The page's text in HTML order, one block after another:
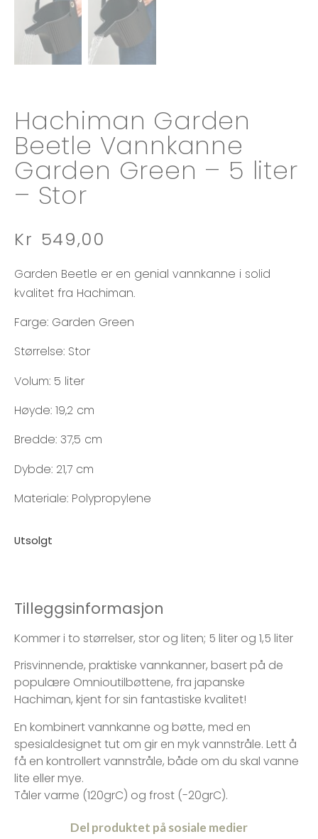
Hachiman Garden
Beetle Vannkanne
Garden Green – 5 liter
– Stor
Kr 549,00
Garden Beetle er en genial vannkanne i solid
kvalitet fra Hachiman.
Farge: Garden Green
Størrelse: Stor
Volum: 5 liter
Høyde: 19,2 cm
Bredde: 37,5 cm
Dybde: 21,7 cm
Materiale: Polypropylene
Utsolgt
Tilleggsinformasjon
Kommer i to størrelser, stor og liten; 5 liter og 1,5 liter
Prisvinnende, praktiske vannkanner, basert på de
populære Omnioutilbøttene, fra japanske
Hachiman, kjent for sin fantastiske kvalitet!
En kombinert vannkanne og bøtte, med en
spesialdesignet tut om gir en myk vannstråle. Lett å
få en kontrollert vannstråle, både om du skal vanne
lite eller mye.
Tåler varme (120grC) og frost (-20grC).
Del produktet på sosiale medier